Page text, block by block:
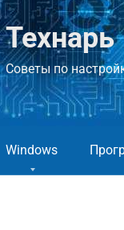
Технарь
Советы по
Windows